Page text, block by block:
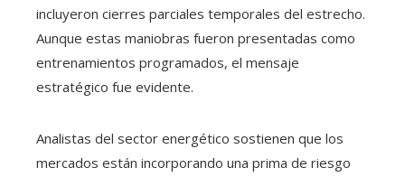
incluyeron cierres parciales temporales del estrecho.
Aunque estas maniobras fueron presentadas como
entrenamientos programados, el mensaje
estratégico fue evidente.
Analistas del sector energético sostienen que los
mercados están incorporando una prima de riesgo